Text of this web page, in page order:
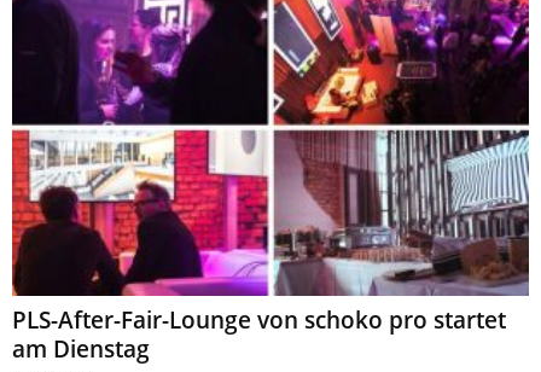
PLS-After-Fair-Lounge von schoko pro startet
am Dienstag